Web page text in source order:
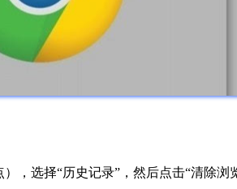
，选择“历史记录”，然后点击“清除